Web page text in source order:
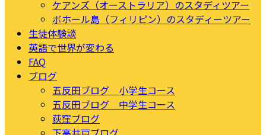
ケアンズ（オーストラリア）のスタディツアー
ボホール島（フィリピン）のスタディーツアー
生徒体験談
英語で世界が変わる
FAQ
ブログ
五反田ブログ 小学生コース
五反田ブログ 中学生コース
荻窪ブログ